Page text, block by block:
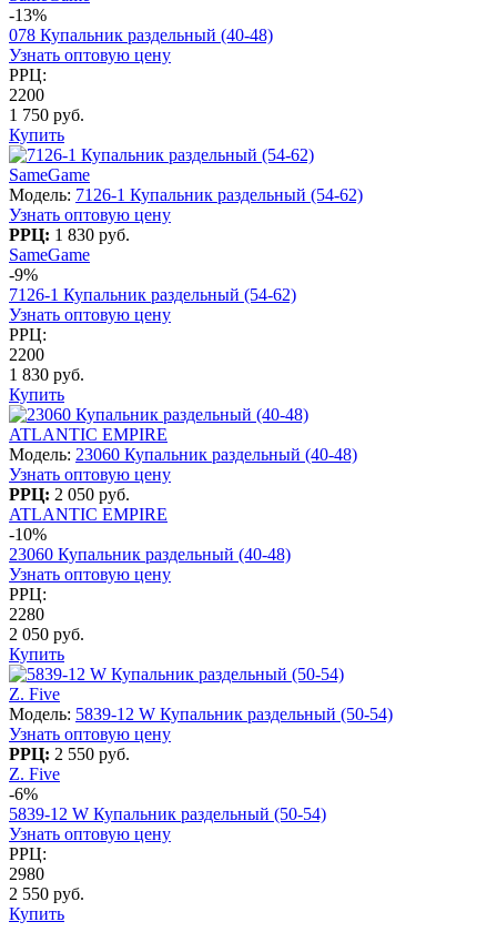
-13%
078 Купальник раздельный (40-48)
Узнать оптовую цену
РРЦ:
2200
1 750 руб.
Купить
SameGame
Модель: 7126-1 Купальник раздельный (54-62)
Узнать оптовую цену
РРЦ: 1 830 руб.
SameGame
-9%
7126-1 Купальник раздельный (54-62)
Узнать оптовую цену
РРЦ:
2200
1 830 руб.
Купить
ATLANTIC EMPIRE
Модель: 23060 Купальник раздельный (40-48)
Узнать оптовую цену
РРЦ: 2 050 руб.
ATLANTIC EMPIRE
-10%
23060 Купальник раздельный (40-48)
Узнать оптовую цену
РРЦ:
2280
2 050 руб.
Купить
Z. Five
Модель: 5839-12 W Купальник раздельный (50-54)
Узнать оптовую цену
РРЦ: 2 550 руб.
Z. Five
-6%
5839-12 W Купальник раздельный (50-54)
Узнать оптовую цену
РРЦ:
2980
2 550 руб.
Купить